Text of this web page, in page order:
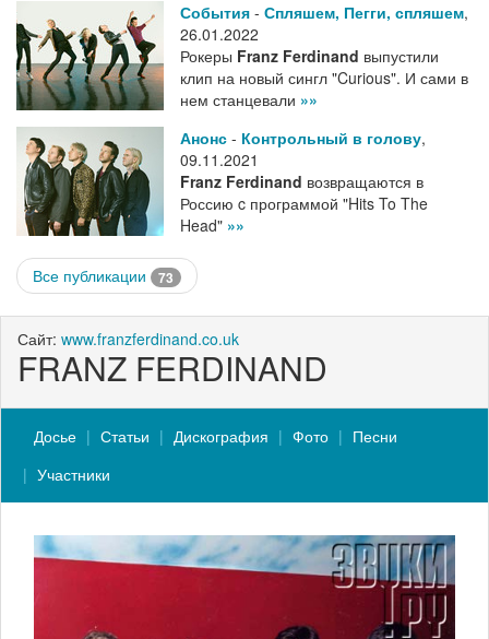
События - Спляшем, Пегги, спляшем,
26.01.2022
Рокеры Franz Ferdinand выпустили
клип на новый сингл "Curious". И сами в
нем станцевали »»
Анонс - Контрольный в голову,
09.11.2021
Franz Ferdinand возвращаются в
Россию c программой "Hits To The
Head" »»
Все публикации 73
Сайт: www.franzferdinand.co.uk
FRANZ FERDINAND
Досье Статьи Дискография Фото
Песни
Участники